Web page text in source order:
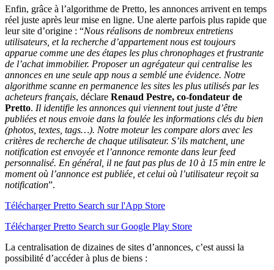
Enfin, grâce à l’algorithme de Pretto, les annonces arrivent en temps
réel juste après leur mise en ligne. Une alerte parfois plus rapide que
leur site d’origine : “Nous réalisons de nombreux entretiens
utilisateurs, et la recherche d’appartement nous est toujours
apparue comme une des étapes les plus chronophages et frustrante
de l’achat immobilier. Proposer un agrégateur qui centralise les
annonces en une seule app nous a semblé une évidence. Notre
algorithme scanne en permanence les sites les plus utilisés par les
acheteurs français, déclare Renaud Pestre, co-fondateur de
Pretto. Il identifie les annonces qui viennent tout juste d’être
publiées et nous envoie dans la foulée les informations clés du bien
(photos, textes, tags…). Notre moteur les compare alors avec les
critères de recherche de chaque utilisateur. S’ils matchent, une
notification est envoyée et l’annonce remonte dans leur feed
personnalisé. En général, il ne faut pas plus de 10 à 15 min entre le
moment où l’annonce est publiée, et celui où l’utilisateur reçoit sa
notification”.
Télécharger Pretto Search sur l'App Store
Télécharger Pretto Search sur Google Play Store
La centralisation de dizaines de sites d’annonces, c’est aussi la
possibilité d’accéder à plus de biens :